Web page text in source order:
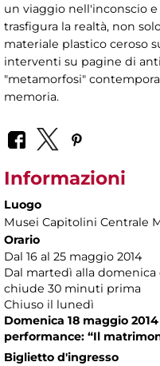
un viaggio nell'inconscio
trasfigura la realtà, non
materiale plastico ceroso
interventi su pagine di
"metamorfosi"
memoria.
Informazioni
Luogo
Musei Capitolini Centrale
Orario
Dal 16 al 25 maggio 2014
Dal martedì alla domenica
chiude 30 minuti prima
Chiuso il lunedì
Domenica 18 maggio
performance: “Il
Biglietto d'ingresso